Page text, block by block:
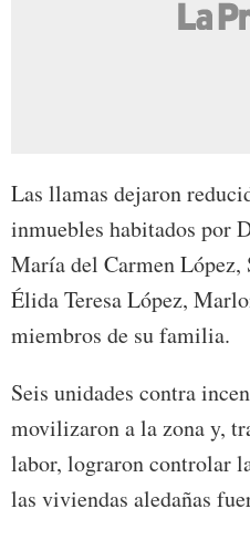
Las llamas dejaron
inmuebles habitados por
María del Carmen
Élida Teresa López,
miembros de su familia.
Seis unidades contra
movilizaron a la zona y,
labor, lograron controlar
las viviendas aledañas